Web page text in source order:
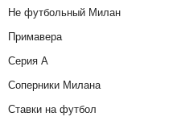
Не футбольный Милан
Примавера
Серия А
Соперники Милана
Ставки на футбол